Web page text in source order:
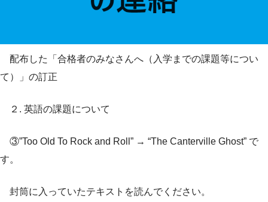
配布した「合格者のみなさんへ（入学までの課題等につい
て）」の訂正
２. 英語の課題について
③”Too Old To Rock and Roll” → “The Canterville Ghost” で
す。
封筒に入っていたテキストを読んでください。